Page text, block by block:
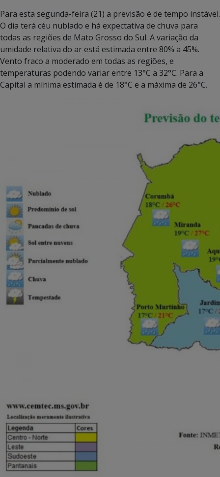
Para esta segunda-feira (21) a previsão é de tempo instável.
O dia terá céu nublado e há expectativa de chuva para
todas as regiões de Mato Grosso do Sul. A variação da
umidade relativa do ar está estimada entre 80% a 45%.
Vento fraco a moderado em todas as regiões, e
temperaturas podendo variar entre 13°C a 32°C. Para a
Capital a mínima estimada é de 18°C e a máxima de 26°C.